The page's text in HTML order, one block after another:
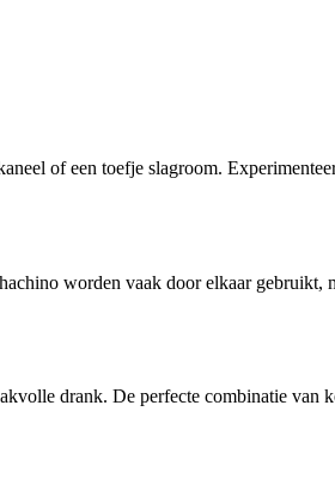
of een toefje slagroom.
worden vaak door elkaar
drank. De perfecte combinatie van